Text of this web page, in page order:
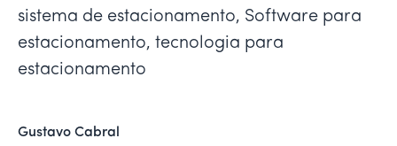
sistema de estacionamento, Software para
estacionamento, tecnologia para
estacionamento
Gustavo Cabral